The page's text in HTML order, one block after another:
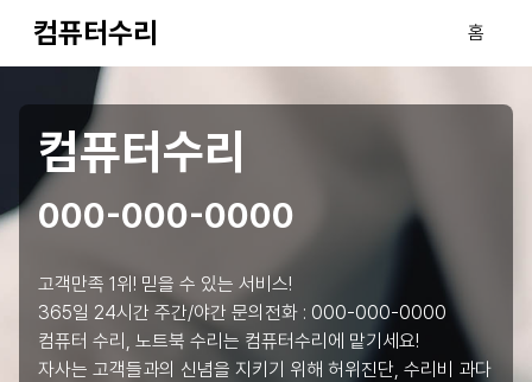
컴퓨터수리 홈
컴퓨터수리
000-000-0000
고객만족 1위! 믿을 수 있는 서비스!
365일 24시간 주간/야간 문의전화 : 000-000-0000
컴퓨터 수리, 노트북 수리는 컴퓨터수리에 맡기세요!
자사는 고객들과의 신념을 지키기 위해 허위진단, 수리비 과다